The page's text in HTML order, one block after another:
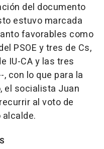
del documento
estuvo marcada
favorables como
PSOE y tres de Cs,
IU-CA y las tres
con lo que para la
el socialista Juan
al voto de